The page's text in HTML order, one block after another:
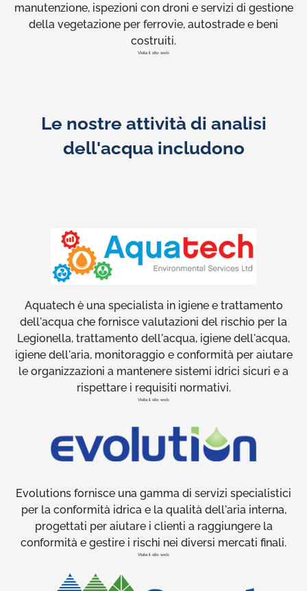
manutenzione, ispezioni con droni e servizi di gestione
della vegetazione per ferrovie, autostrade e beni
costruiti.
Visita il sito web
Le nostre attività di analisi
dell'acqua includono
Aquatech è una specialista in igiene e trattamento
dell'acqua che fornisce valutazioni del rischio per la
Legionella, trattamento dell'acqua, igiene dell'acqua,
igiene dell'aria, monitoraggio e conformità per aiutare
le organizzazioni a mantenere sistemi idrici sicuri e a
rispettare i requisiti normativi.
Visita il sito web
Evolutions fornisce una gamma di servizi specialistici
per la conformità idrica e la qualità dell'aria interna,
progettati per aiutare i clienti a raggiungere la
conformità e gestire i rischi nei diversi mercati finali.
Visita il sito web